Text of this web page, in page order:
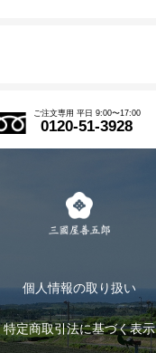
ご注文専用 平日 9:00〜17:00
0120-51-3928
個人情報の取り扱い
特定商取引法に基づく表示